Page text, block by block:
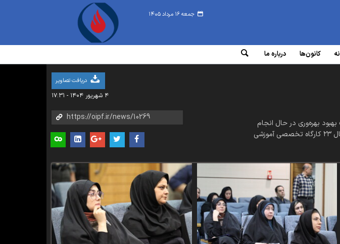
جمعه ۱۶ مرداد ۱۴۰۵
کانون‌ها درباره ما
دریافت تصاویر
بهره‌وری در حال انجام
است. اداره آموزش و توسعه مدیریت معاونت منابع انسانی و پشتیبانی صندوق‌ها در ۵ ماه نخست امسال ۲۳ کارگاه تخصصی آموزشی
۴ شهریور ۱۴۰۴ - ۱۷:۳۱